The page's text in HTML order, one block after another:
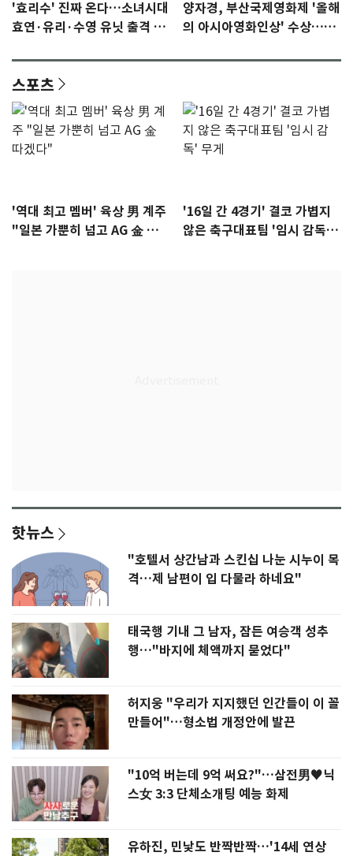
'효리수' 진짜 온다…소녀시대
효연·유리·수영 유닛 출격 [N
양자경, 부산국제영화제 '올해
의 아시아영화인상' 수상…15
스포츠
'역대 최고 멤버' 육상 男 계주
"일본 가뿐히 넘고 AG 金 따겠
'16일 간 4경기' 결코 가볍지
않은 축구대표팀 '임시 감독'
핫뉴스
"호텔서 상간남과 스킨십 나눈 시누이 목
격…제 남편이 입 다물라 하네요"
태국행 기내 그 남자, 잠든 여승객 성추
행…"바지에 체액까지 묻었다"
허지웅 "우리가 지지했던 인간들이 이 꼴
만들어"…형소법 개정안에 발끈
"10억 버는데 9억 써요?"…삼전男♥닉
스女 3:3 단체소개팅 예능 화제
유하진, 민낯도 반짝반짝…'14세 연상